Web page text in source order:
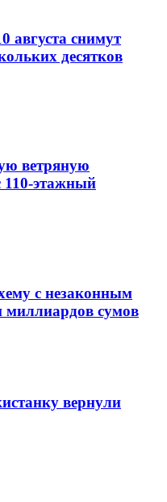
августа снимут
десятков
ветряную
110-этажный
с незаконным
миллиардов сумов
вернули